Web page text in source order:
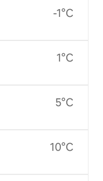
-1°C
1°C
5°C
10°C